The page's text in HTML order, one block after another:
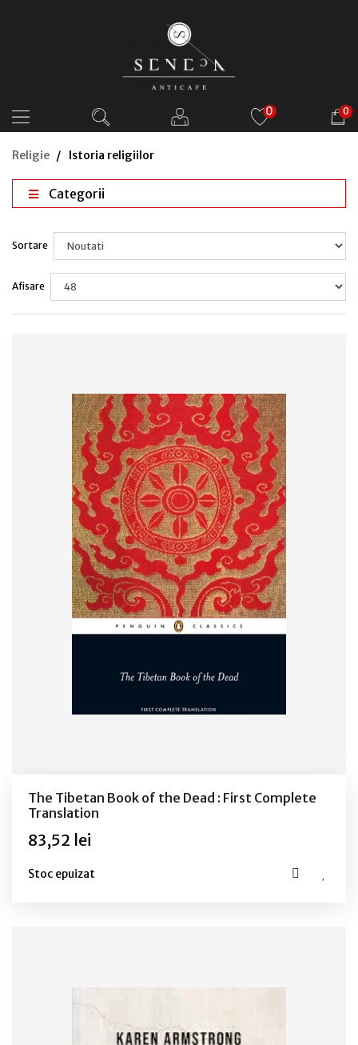
0 0
Religie Istoria religiilor
Categorii
Sortare
Afisare
The Tibetan Book of the Dead : First Complete
Translation
83,52 lei
Stoc epuizat